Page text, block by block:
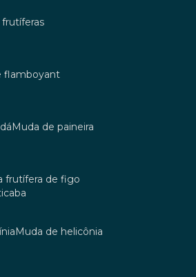
frutíferas
flamboyant
muda de paineira
frutífera de figo
muda de helicônia